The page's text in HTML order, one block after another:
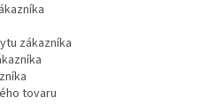
zákazníka
tovaru